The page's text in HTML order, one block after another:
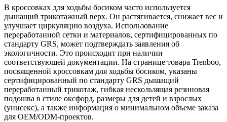
В кроссовках для ходьбы босиком часто используется
дышащий трикотажный верх. Он растягивается, снижает вес и
улучшает циркуляцию воздуха. Использование
переработанной сетки и материалов, сертифицированных по
стандарту GRS, может подтверждать заявления об
экологичности. Это происходит при наличии
соответствующей документации. На странице товара Trenboo,
посвященной кроссовкам для ходьбы босиком, указаны
сертифицированный по стандарту GRS дышащий
переработанный трикотаж, гибкая нескользящая резиновая
подошва в стиле оксфорд, размеры для детей и взрослых
(унисекс), а также информация о минимальном объеме заказа
для OEM/ODM-проектов.